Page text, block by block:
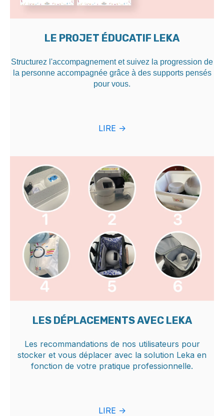
LE PROJET ÉDUCATIF LEKA
Structurez l'accompagnement et suivez la progression de
la personne accompagnée grâce à des supports pensés
pour vous.
LIRE ->
LES DÉPLACEMENTS AVEC LEKA
Les recommandations de nos utilisateurs pour
stocker et vous déplacer avec la solution Leka en
fonction de votre pratique professionnelle.
LIRE ->